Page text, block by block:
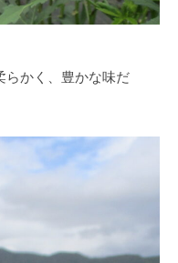
らかく、豊かな味だ